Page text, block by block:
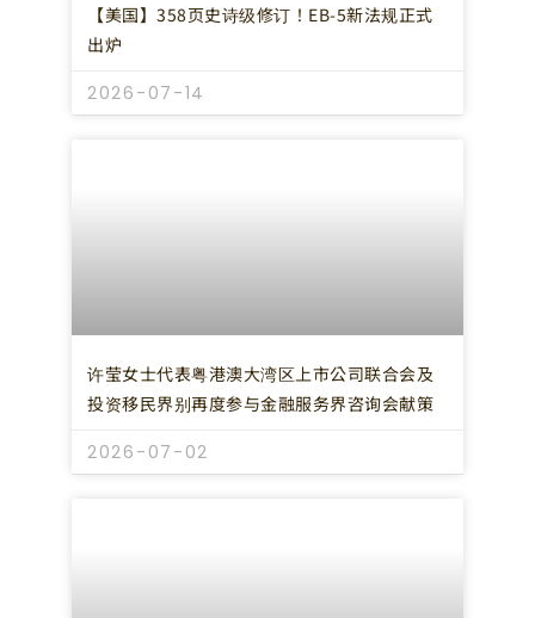
【美国】358页史诗级修订！EB-5新法规正式
出炉
2026-07-14
许莹女士代表粤港澳大湾区上市公司联合会及
投资移民界别再度参与金融服务界咨询会献策
2026-07-02